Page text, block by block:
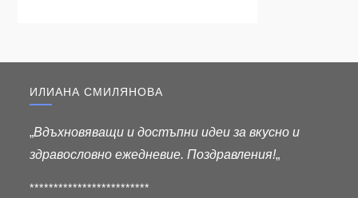
ИЛИАНА СМИЛЯНОВА
„Вдъхновяващи и достъпни идеи за вкусно и
здравословно ежедневие. Поздравления!„
*************************